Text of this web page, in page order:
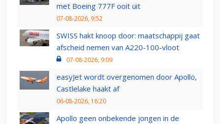
met Boeing 777F ooit uit
07-08-2026, 9:52
SWISS hakt knoop door: maatschappij gaat
afscheid nemen van A220-100-vloot
07-08-2026, 9:09
easyJet wordt overgenomen door Apollo,
Castlelake haakt af
06-08-2026, 16:20
Apollo geen onbekende jongen in de